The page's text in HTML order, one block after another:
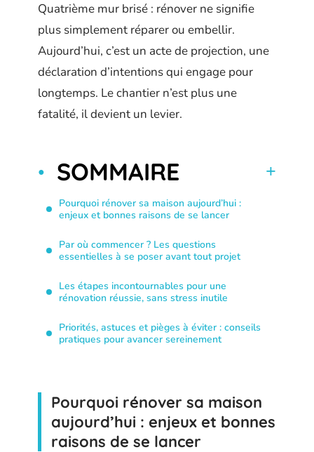
Quatrième mur brisé : rénover ne signifie
plus simplement réparer ou embellir.
Aujourd’hui, c’est un acte de projection, une
déclaration d’intentions qui engage pour
longtemps. Le chantier n’est plus une
fatalité, il devient un levier.
SOMMAIRE
Pourquoi rénover sa maison aujourd’hui :
enjeux et bonnes raisons de se lancer
Par où commencer ? Les questions
essentielles à se poser avant tout projet
Les étapes incontournables pour une
rénovation réussie, sans stress inutile
Priorités, astuces et pièges à éviter : conseils
pratiques pour avancer sereinement
Pourquoi rénover sa maison
aujourd’hui : enjeux et bonnes
raisons de se lancer